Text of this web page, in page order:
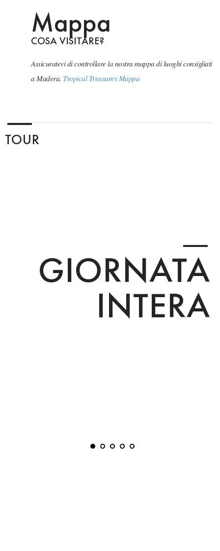
Mappa
COSA VISITARE?
Assicuratevi di controllare la nostra mappa di luoghi consigliati
a Madera. Tropical Treasures Mappa
TOUR
GIORNATA
INTERA